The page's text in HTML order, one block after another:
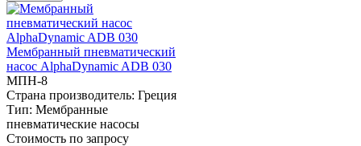
Мембранный пневматический
насос AlphaDynamic ADB 030
МПН-8
Страна производитель: Греция
Тип: Мембранные
пневматические насосы
Стоимость по запросу